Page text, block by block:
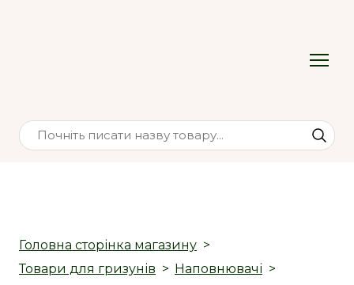
Головна сторінка магазину
Товари для гризунів
Наповнювачі